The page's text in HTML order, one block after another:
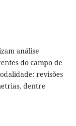
análise
do campo de
revisões
dentre